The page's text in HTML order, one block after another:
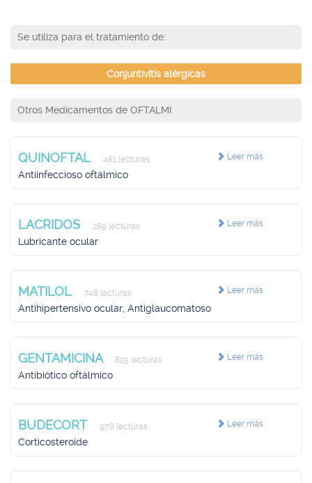
Se utiliza para el tratamiento de:
Conjuntivitis alérgicas
Otros Medicamentos de OFTALMI
Leer más
QUINOFTAL 481 lecturas
Antiinfeccioso oftálmico
Leer más
LACRIDOS 289 lecturas
Lubricante ocular
Leer más
MATILOL 748 lecturas
Antihipertensivo ocular, Antiglaucomatoso
Leer más
GENTAMICINA 825 lecturas
Antibiótico oftálmico
Leer más
BUDECORT 978 lecturas
Corticosteroide